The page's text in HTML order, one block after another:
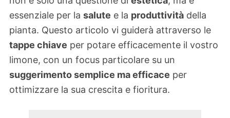
essenziale per la salute e la produttività della
pianta. Questo articolo vi guiderà attraverso le
tappe chiave per potare efficacemente il vostro
limone, con un focus particolare su un
suggerimento semplice ma efficace per
ottimizzare la sua crescita e fioritura.